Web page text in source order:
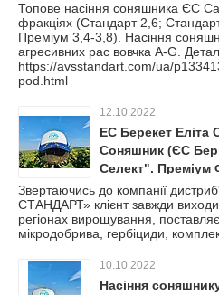
Топове насіння соняшника ЄС
фракціях (Стандарт 2,6;
Преміум 3,4-3,8). Насіння
агресивних рас вовчка A-G.
https://avsstandart.com/ua/
pod.html
12.10.2022
ЕС Берекет Еліта
Соняшник (ЄС
Селект". Преміум
Звертаючись до компанії
СТАНДАРТ» клієнт завжди
регіонах вирощування, поставляє
мікродобрива, гербіциди,
10.10.2022
Насіння